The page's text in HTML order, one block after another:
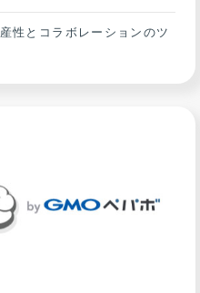
性とコラボレーションのツ